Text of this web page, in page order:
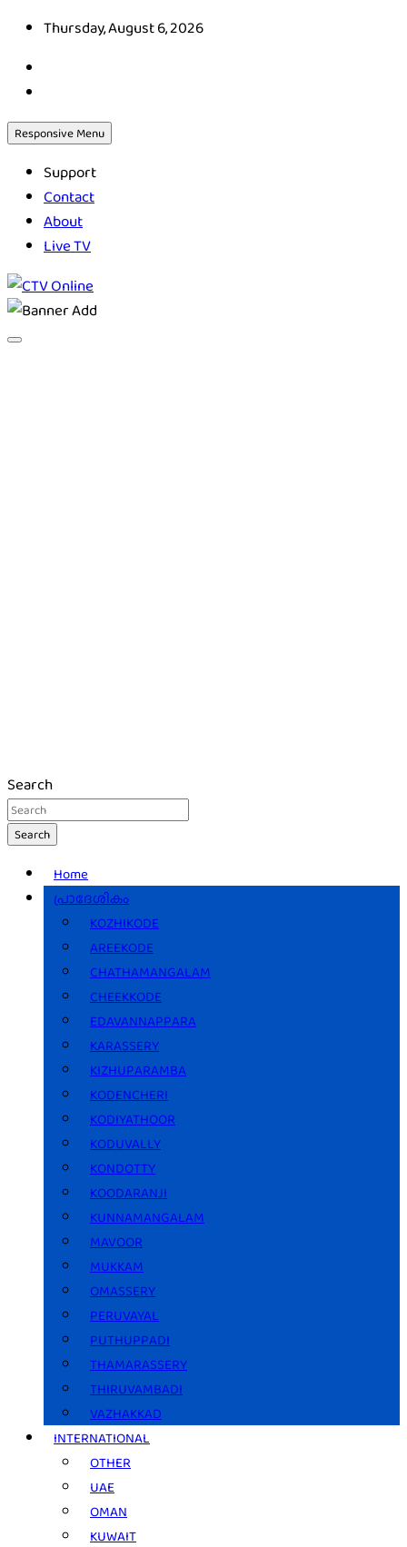
Skip
content
Thursday, August 6, 2026
Responsive Menu
Support
Contact
About
Live TV
CTV Online
Search
Search
Home
പ്രാദേശികം
KOZHIKODE
AREEKODE
CHATHAMANGALAM
CHEEKKODE
EDAVANNAPPARA
KARASSERY
KIZHUPARAMBA
KODENCHERI
KODIYATHOOR
KODUVALLY
KONDOTTY
KOODARANJI
KUNNAMANGALAM
MAVOOR
MUKKAM
OMASSERY
PERUVAYAL
PUTHUPPADI
THAMARASSERY
THIRUVAMBADI
VAZHAKKAD
INTERNATIONAL
OTHER
UAE
OMAN
KUWAIT